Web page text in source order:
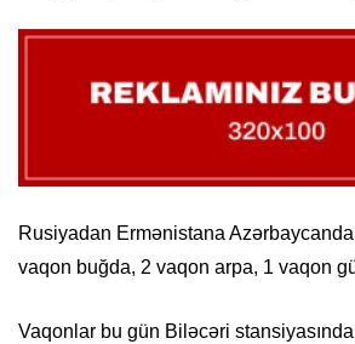
Rusiyadan Ermənistana
vaqon buğda, 2 vaqon arpa, 1 vaqon
Vaqonlar bu gün Biləcəri